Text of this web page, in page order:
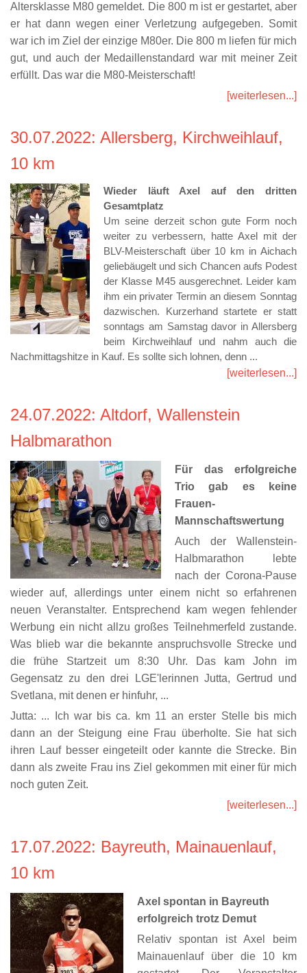
Altersklasse M80 gemeldet. Die 800 m ist er gestartet, aber
er hat dann wegen einer Verletzung aufgegeben. Somit
war ich im Ziel der einzige M80er. Die 800 m liefen für mich
gut, und auch der Medaillenstandard war mit meiner Zeit
erfüllt. Das war die M80-Meisterschaft!
[weiterlesen...]
30.07.2022: Allersberg, Kirchweihlauf,
10 km
Wieder läuft Axel auf den dritten
Gesamtplatz
Um seine derzeit schon gute Form noch
weiter zu verbessern, hatte Axel mit der
BLV-Meisterschaft über 10 km in Aichach
geliebäugelt und sich Chancen aufs Podest
der Klasse M45 ausgerechnet. Leider kam
ihm ein privater Termin an diesem Sonntag
dazwischen. Kurzerhand startete er statt
sonntags am Samstag davor in Allersberg
beim Kirchweihlauf und nahm auch die
Nachmittagshitze in Kauf. Es sollte sich lohnen, denn ...
[weiterlesen...]
24.07.2022: Altdorf, Wallenstein
Halbmarathon
Für das erfolgreiche
Trio gab es keine
Frauen-
Mannschaftswertung
Auch der Wallenstein-
Halbmarathon lebte
nach der Corona-Pause
wieder auf, allerdings unter einem nicht so erfahrenen
neuen Veranstalter. Entsprechend kam wegen fehlender
Werbung ein nicht allzu großes Teilnehmerfeld zustande.
Was blieb war die bekannte anspruchsvolle Strecke und
die frühe Startzeit um 8:30 Uhr. Das kam John im
Gegensatz zu den drei LGE'lerinnen Jutta, Gertrud und
Svetlana, mit denen er hinfuhr, ...
Jutta: ... Ich war bis ca. km 11 an erster Stelle bis mich
dann an der Steigung eine Frau überholte. Sie hat sich
ihren Lauf besser eingeteilt oder kannte die Strecke. Bin
dann als zweite Frau ins Ziel gekommen mit einer für mich
noch guten Zeit.
[weiterlesen...]
17.07.2022: Bayreuth, Mainauenlauf,
10 km
Axel spontan in Bayreuth
erfolgreich trotz Demut
Relativ spontan ist Axel beim
Mainauenlauf über die 10 km